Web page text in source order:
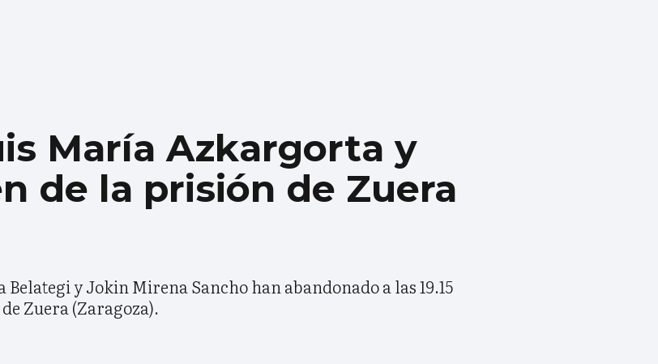
María Azkargorta y
de la prisión de Zuera
y Jokin Mirena Sancho han abandonado a las 19.15
Zuera (Zaragoza).